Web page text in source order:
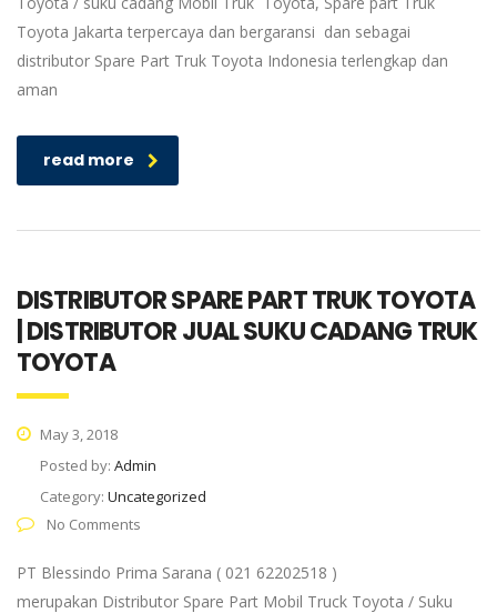
Toyota Jakarta terpercaya dan bergaransi dan sebagai
distributor Spare Part Truk Toyota Indonesia terlengkap dan
aman
read more
DISTRIBUTOR SPARE PART TRUK TOYOTA
| DISTRIBUTOR JUAL SUKU CADANG TRUK
TOYOTA
May 3, 2018
Posted by: Admin
Category: Uncategorized
No Comments
PT Blessindo Prima Sarana ( 021 62202518 )
merupakan Distributor Spare Part Mobil Truck Toyota / Suku